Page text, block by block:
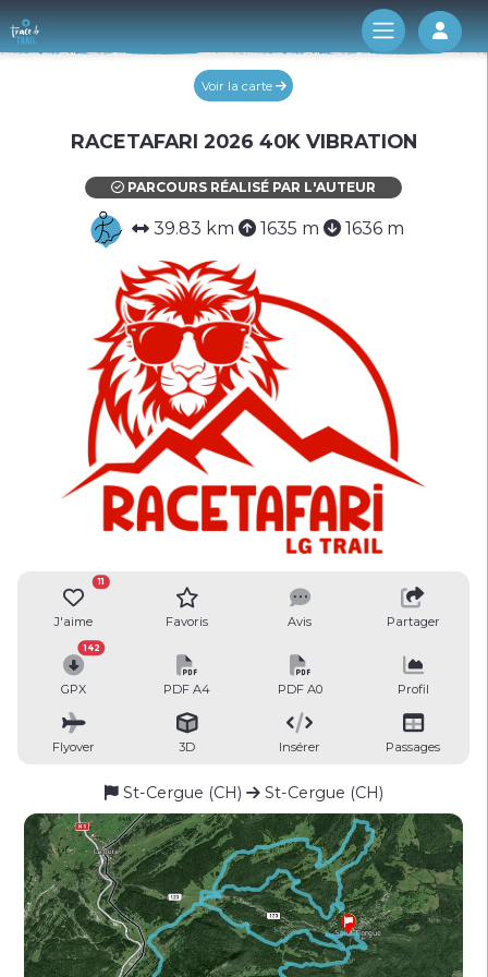
Log
Voir la carte
RACETAFARI 2026 40K VIBRATION
PARCOURS RÉALISÉ PAR L'AUTEUR
39.83 km 1635 m 1636 m
J'aime
11
Favoris Avis Partager
GPX
142
PDF A4 PDF A0 Profil
Flyover 3D Insérer Passages
St-Cergue (CH) St-Cergue (CH)